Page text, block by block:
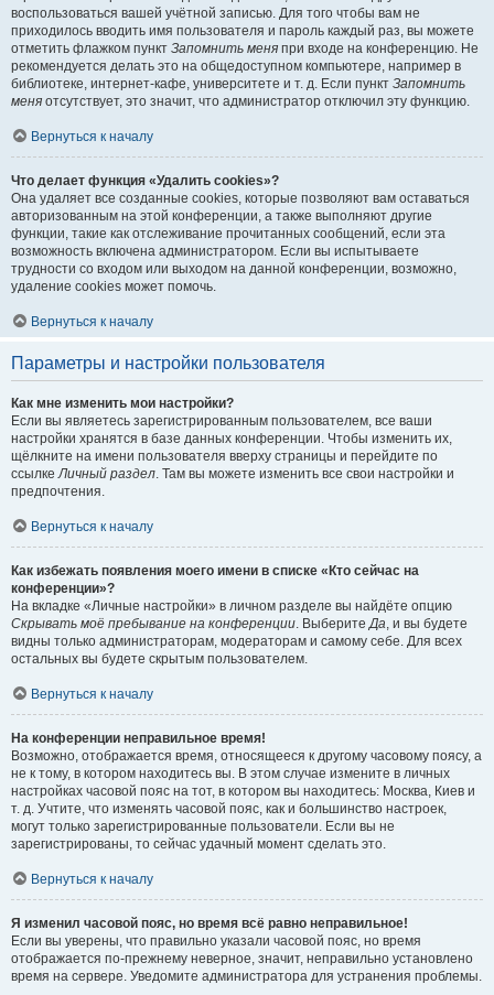
воспользоваться вашей учётной записью. Для того чтобы вам не
приходилось вводить имя пользователя и пароль каждый раз, вы можете
отметить флажком пункт Запомнить меня при входе на конференцию. Не
рекомендуется делать это на общедоступном компьютере, например в
библиотеке, интернет-кафе, университете и т. д. Если пункт Запомнить
меня отсутствует, это значит, что администратор отключил эту функцию.
Вернуться к началу
Что делает функция «Удалить cookies»?
Она удаляет все созданные cookies, которые позволяют вам оставаться
авторизованным на этой конференции, а также выполняют другие
функции, такие как отслеживание прочитанных сообщений, если эта
возможность включена администратором. Если вы испытываете
трудности со входом или выходом на данной конференции, возможно,
удаление cookies может помочь.
Вернуться к началу
Параметры и настройки пользователя
Как мне изменить мои настройки?
Если вы являетесь зарегистрированным пользователем, все ваши
настройки хранятся в базе данных конференции. Чтобы изменить их,
щёлкните на имени пользователя вверху страницы и перейдите по
ссылкеЛичный раздел. Там вы можете изменить все свои настройки и
предпочтения.
Вернуться к началу
Как избежать появления моего имени в списке «Кто сейчас на
конференции»?
На вкладке «Личные настройки» в личном разделе вы найдёте опцию
Скрывать моё пребывание на конференции. ВыберитеДа, и вы будете
видны только администраторам, модераторам и самому себе. Для всех
остальных вы будете скрытым пользователем.
Вернуться к началу
На конференции неправильное время!
Возможно, отображается время, относящееся к другому часовому поясу, а
не к тому, в котором находитесь вы. В этом случае измените в личных
настройках часовой пояс на тот, в котором вы находитесь: Москва, Киев и
т. д. Учтите, что изменять часовой пояс, как и большинство настроек,
могут только зарегистрированные пользователи. Если вы не
зарегистрированы, то сейчас удачный момент сделать это.
Вернуться к началу
Я изменил часовой пояс, но время всё равно неправильное!
Если вы уверены, что правильно указали часовой пояс, но время
отображается по-прежнему неверное, значит, неправильно установлено
время на сервере. Уведомите администратора для устранения проблемы.